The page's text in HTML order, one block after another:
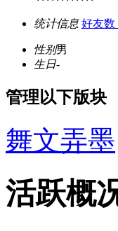
统计信息 好友数
性别男
生日-
管理以下版块
舞文弄墨
活跃概